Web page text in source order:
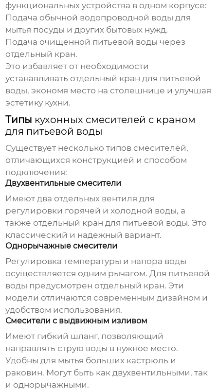
функциональных устройства в одном корпусе:
Подача обычной водопроводной воды для
мытья посуды и других бытовых нужд.
Подача очищенной питьевой воды через
отдельный кран.
Это избавляет от необходимости
устанавливать отдельный кран для питьевой
воды, экономя место на столешнице и улучшая
эстетику кухни.
Типы кухонных смесителей с краном
для питьевой воды
Существует несколько типов смесителей,
отличающихся конструкцией и способом
подключения:
Двухвентильные смесители
Имеют два отдельных вентиля для
регулировки горячей и холодной воды, а
также отдельный кран для питьевой воды. Это
классический и надежный вариант.
Однорычажные смесители
Регулировка температуры и напора воды
осуществляется одним рычагом. Для питьевой
воды предусмотрен отдельный кран. Эти
модели отличаются современным дизайном и
удобством использования.
Смесители с выдвижным изливом
Имеют гибкий шланг, позволяющий
направлять струю воды в нужное место.
Удобны для мытья больших кастрюль и
раковин. Могут быть как двухвентильными, так
и однорычажными.